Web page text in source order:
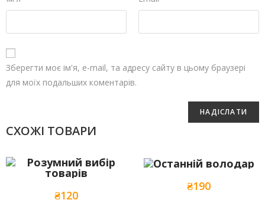
Зберегти моє ім'я, e-mail, та адресу сайту в цьому браузері
для моїх подальших коментарів.
СХОЖІ ТОВАРИ
₴120
₴190